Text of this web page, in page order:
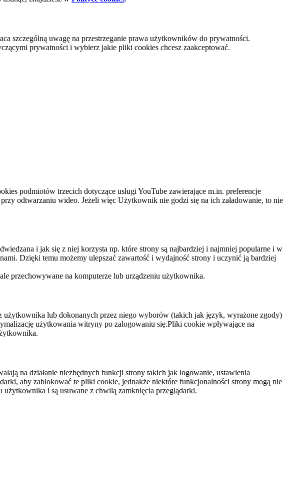
szczególną uwagę na przestrzeganie prawa użytkowników do prywatności.
prywatności i wybierz jakie pliki cookies chcesz zaakceptować.
podmiotów trzecich dotyczące usługi YouTube zawierające m.in. preferencje
odtwarzaniu wideo. Jeżeli więc Użytkownik nie godzi się na ich załadowanie, to nie
i jak się z niej korzysta np. które strony są najbardziej i najmniej popularne i w
Dzięki temu możemy ulepszać zawartość i wydajność strony i uczynić ją bardziej
przechowywane na komputerze lub urządzeniu użytkownika.
lub dokonanych przez niego wyborów (takich jak język, wyrażone zgody)
użytkowania witryny po zalogowaniu się.Pliki cookie wpływające na
na działanie niezbędnych funkcji strony takich jak logowanie, ustawienia
aby zablokować te pliki cookie, jednakże niektóre funkcjonalności strony mogą nie
i są usuwane z chwilą zamknięcia przeglądarki.